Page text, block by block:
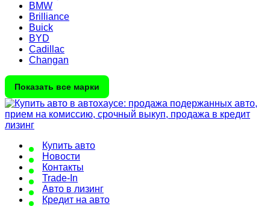
BMW
Brilliance
Buick
BYD
Cadillac
Changan
Показать все марки
Купить авто
Новости
Контакты
Trade-In
Авто в лизинг
Кредит на авто